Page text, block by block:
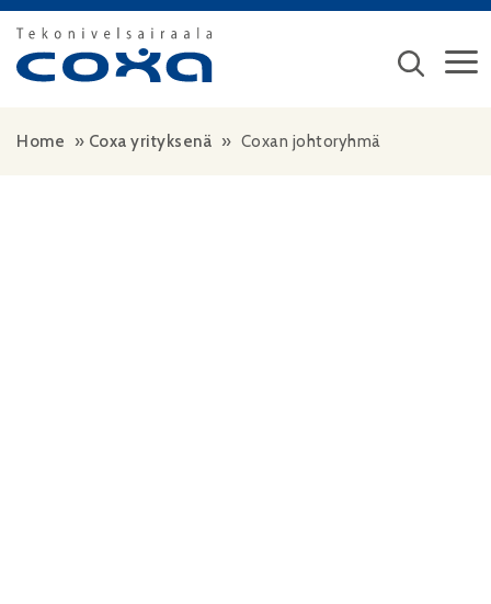
Siirry sisältöön
Home » Coxa yrityksenä » Coxan johtoryhmä